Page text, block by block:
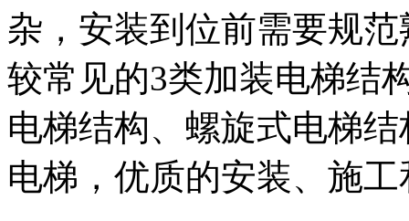
杂，安装到位前需要规
较常见的3类加装电梯结
电梯结构、螺旋式电梯
电梯，优质的安装、施